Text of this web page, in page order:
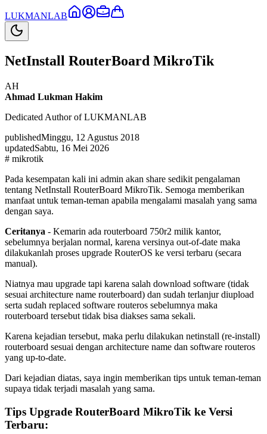
LUKMANLAB
NetInstall RouterBoard MikroTik
AH
Ahmad Lukman Hakim
Dedicated Author of LUKMANLAB
publishedMinggu, 12 Agustus 2018
updatedSabtu, 16 Mei 2026
# mikrotik
Pada kesempatan kali ini admin akan share sedikit pengalaman
tentang NetInstall RouterBoard MikroTik. Semoga memberikan
manfaat untuk teman-teman apabila mengalami masalah yang sama
dengan saya.
Ceritanya - Kemarin ada routerboard 750r2 milik kantor,
sebelumnya berjalan normal, karena versinya out-of-date maka
dilakukanlah proses upgrade RouterOS ke versi terbaru (secara
manual).
Niatnya mau upgrade tapi karena salah download software (tidak
sesuai architecture name routerboard) dan sudah terlanjur diupload
serta sudah replaced software routeros sebelumnya maka
routerboard tersebut tidak bisa diakses sama sekali.
Karena kejadian tersebut, maka perlu dilakukan netinstall (re-install)
routerboard sesuai dengan architecture name dan software routeros
yang up-to-date.
Dari kejadian diatas, saya ingin memberikan tips untuk teman-teman
supaya tidak terjadi masalah yang sama.
Tips Upgrade RouterBoard MikroTik ke Versi
Terbaru: